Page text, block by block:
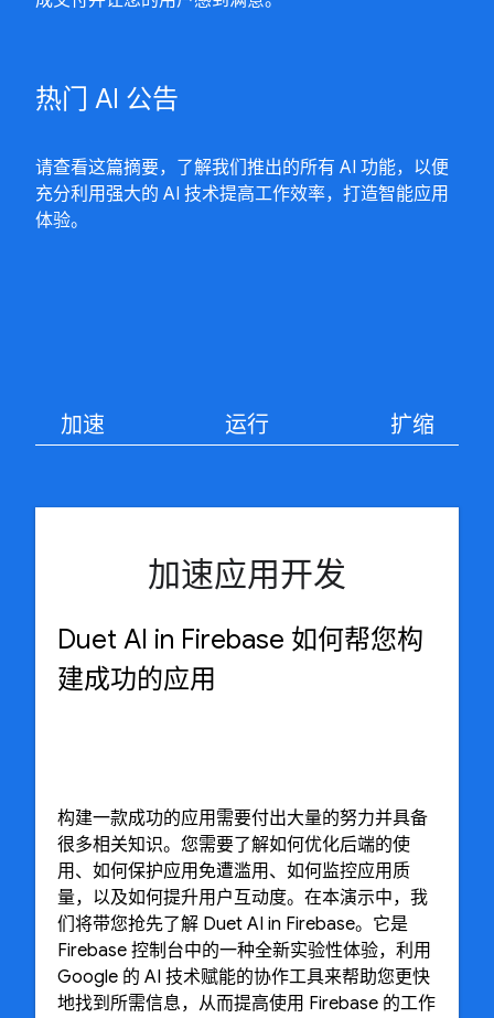
热门 AI 公告
请查看这篇摘要，了解我们推出的所有 AI 功能，以便
充分利用强大的 AI 技术提高工作效率，打造智能应用
体验。
加速 运行 扩缩
加速应用开发
Duet AI in Firebase 如何帮您构
建成功的应用
构建一款成功的应用需要付出大量的努力并具备
很多相关知识。您需要了解如何优化后端的使
用、如何保护应用免遭滥用、如何监控应用质
量，以及如何提升用户互动度。在本演示中，我
们将带您抢先了解 Duet AI in Firebase。它是
Firebase 控制台中的一种全新实验性体验，利用
Google 的 AI 技术赋能的协作工具来帮助您更快
地找到所需信息，从而提高使用 Firebase 的工作